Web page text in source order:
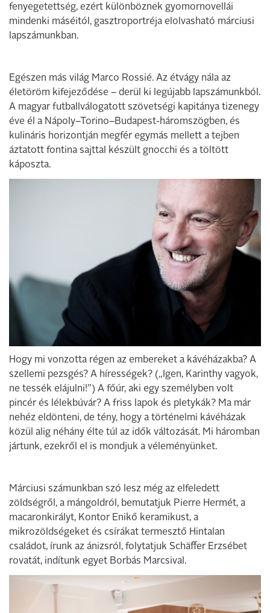
fenyegetettség, ezért különböznek gyomornovellái
mindenki máséitól, gasztroportréja elolvasható márciusi
lapszámunkban.
Egészen más világ Marco Rossié. Az étvágy nála az
életöröm kifejeződése – derül ki legújabb lapszámunkból.
A magyar futballválogatott szövetségi kapitánya tizenegy
éve él a Nápoly–Torino–Budapest-háromszögben, és
kulináris horizontján megfér egymás mellett a tejben
áztatott fontina sajttal készült gnocchi és a töltött
káposzta.
Hogy mi vonzotta régen az embereket a kávéházakba? A
szellemi pezsgés? A hírességek? („Igen, Karinthy vagyok,
ne tessék elájulni!”) A főúr, aki egy személyben volt
pincér és lélekbúvár? A friss lapok és pletykák? Ma már
nehéz eldönteni, de tény, hogy a történelmi kávéházak
közül alig néhány élte túl az idők változását. Mi háromban
jártunk, ezekről el is mondjuk a véleményünket.
Márciusi számunkban szó lesz még az elfeledett
zöldségről, a mángoldról, bemutatjuk Pierre Hermét, a
macaronkirályt, Kontor Enikő keramikust, a
mikrozöldségeket és csírákat termesztő Hintalan
családot, írunk az ánizsról, folytatjuk Schäffer Erzsébet
rovatát, indítunk egyet Borbás Marcsival.